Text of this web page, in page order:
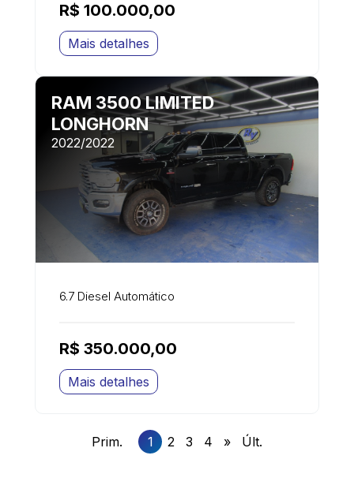
R$ 100.000,00
Mais detalhes
RAM 3500 LIMITED
LONGHORN
2022/2022
6.7 Diesel Automático
R$ 350.000,00
Mais detalhes
Prim. 1 2 3 4 » Últ.